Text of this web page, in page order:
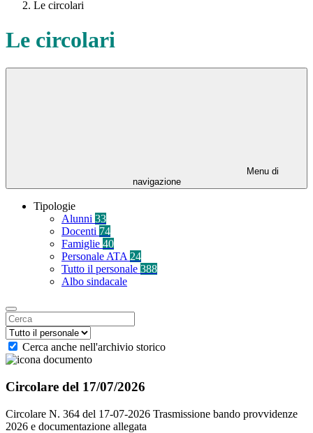
Le circolari
Le circolari
Menu di
navigazione
Tipologie
Alunni 33
Docenti 74
Famiglie 40
Personale ATA 24
Tutto il personale 388
Albo sindacale
Cerca anche nell'archivio storico
Circolare del 17/07/2026
Circolare N. 364 del 17-07-2026 Trasmissione bando provvidenze
2026 e documentazione allegata